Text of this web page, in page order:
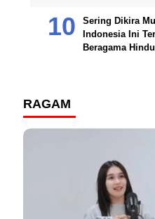
Sering Dikira
Indonesia Ini
Beragama Hindu
RAGAM